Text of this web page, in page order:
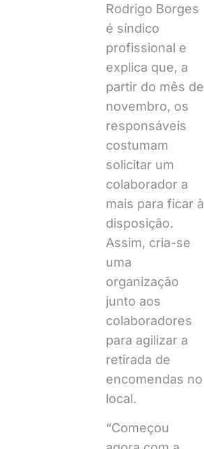
Rodrigo Borges
é síndico
profissional e
explica que, a
partir do mês de
novembro, os
responsáveis
costumam
solicitar um
colaborador a
mais para ficar à
disposição.
Assim, cria-se
uma
organização
junto aos
colaboradores
para agilizar a
retirada de
encomendas no
local.
“Começou